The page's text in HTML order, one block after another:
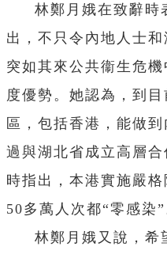
林鄭月娥在致辭時
出，不只令內地人士
突如其來公共衞生危
度優勢。她認為，到
區，包括香港，能做
過與湖北省成立高層
時指出，本港實施嚴
50多萬人次都“零感染”
林鄭月娥又說，希